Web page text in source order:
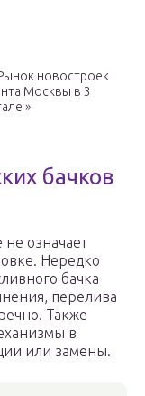
новостроек
Москвы в 3
»
бачков
означает
Нередко
бачка
перелива
Также
в
или замены.